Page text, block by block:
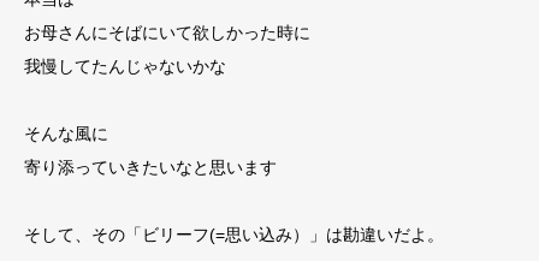
お母さんにそばにいて欲しかった時に
我慢してたんじゃないかな
そんな風に
寄り添っていきたいなと思います
そして、その「ビリーフ(=思い込み）」は勘違いだよ。